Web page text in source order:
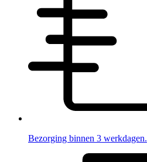
Bezorging binnen 3 werkdagen.